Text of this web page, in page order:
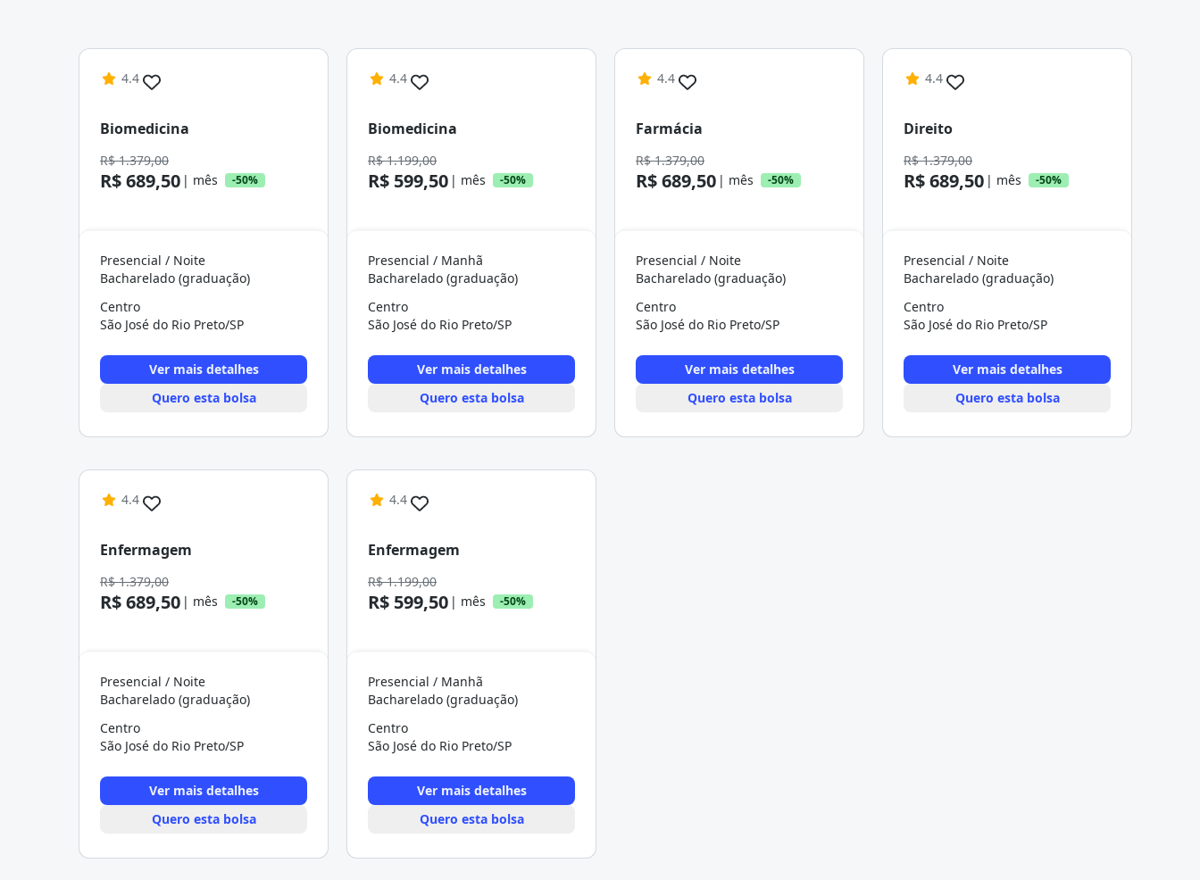
4.4
Biomedicina
R$ 1.379,00
R$ 689,50 | mês -50%
Presencial / Noite
Bacharelado (graduação)
Centro
São José do Rio Preto/SP
Ver mais detalhes
Quero esta bolsa
4.4
Biomedicina
R$ 1.199,00
R$ 599,50 | mês -50%
Presencial / Manhã
Bacharelado (graduação)
Centro
São José do Rio Preto/SP
Ver mais detalhes
Quero esta bolsa
4.4
Farmácia
R$ 1.379,00
R$ 689,50 | mês -50%
Presencial / Noite
Bacharelado (graduação)
Centro
São José do Rio Preto/SP
Ver mais detalhes
Quero esta bolsa
4.4
Direito
R$ 1.379,00
R$ 689,50 | mês -50%
Presencial / Noite
Bacharelado (graduação)
Centro
São José do Rio Preto/SP
Ver mais detalhes
Quero esta bolsa
4.4
Enfermagem
R$ 1.379,00
R$ 689,50 | mês -50%
Presencial / Noite
Bacharelado (graduação)
Centro
São José do Rio Preto/SP
Ver mais detalhes
Quero esta bolsa
4.4
Enfermagem
R$ 1.199,00
R$ 599,50 | mês -50%
Presencial / Manhã
Bacharelado (graduação)
Centro
São José do Rio Preto/SP
Ver mais detalhes
Quero esta bolsa